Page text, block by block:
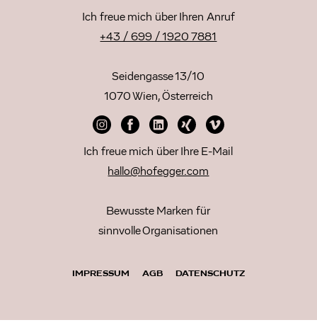
Ich freue mich über Ihren Anruf
+43 / 699 / 1920 7881
Seidengasse 13/10
1070 Wien, Österreich
Ich freue mich über Ihre E-Mail
hallo@hofegger.com
Bewusste Marken für
sinnvolle Organisationen
IMPRESSUM AGB DATENSCHUTZ